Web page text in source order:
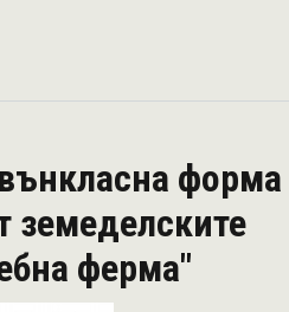
форма
земеделските
ферма"